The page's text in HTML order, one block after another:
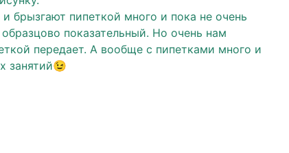
брызгают пипеткой много и пока не очень
показательный. Но очень нам
передает. А вообще с пипетками много и
занятий😉